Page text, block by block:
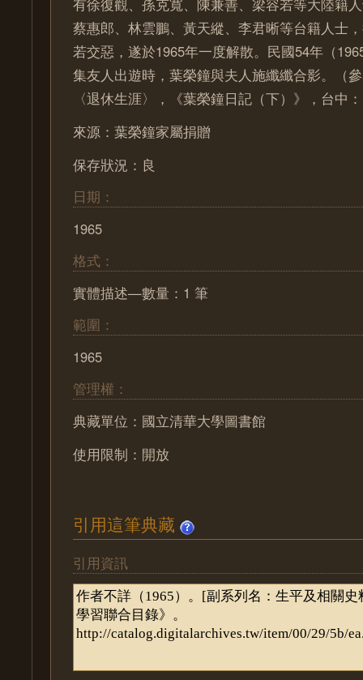
有徐復觀、孫克寬、陳兼善、梁容若等大陸籍
蔡惠郎、林雲鵬、黃天縱、李君晰等台籍人士
若交惡，遂於1965年一度解散。民國54年（
集友人出遊時，葉榮鐘與夫人施纖纖合影。（
〈退休生涯〉，《葉榮鐘日記（下）》，台中
來源：葉榮鐘家屬捐贈
保存狀況：良
日期：
1965
格式：
實體描述—數量：1 筆
範圍：
1965
管理權：
典藏單位：國立清華大學圖書館
使用限制：開放
引用這筆典藏
引用資訊